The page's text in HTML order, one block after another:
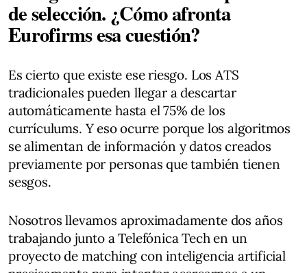
de selección. ¿Cómo afronta
Eurofirms esa cuestión?
Es cierto que existe ese riesgo. Los ATS
tradicionales pueden llegar a descartar
automáticamente hasta el 75% de los
currículums. Y eso ocurre porque los algoritmos
se alimentan de información y datos creados
previamente por personas que también tienen
sesgos.
Nosotros llevamos aproximadamente dos años
trabajando junto a Telefónica Tech en un
proyecto de matching con inteligencia artificial